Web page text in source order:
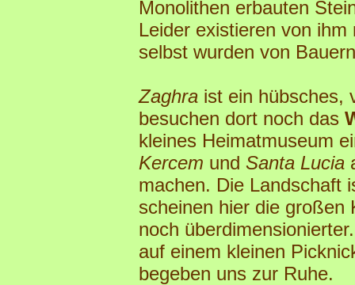
Monolithen erbauten
Leider existieren von
selbst wurden von
Zaghra ist ein hübsches,
besuchen dort noch das
kleines Heimatmuseum
Kercem und Santa Lucia
machen. Die Landschaft
scheinen hier die großen
noch
auf einem kleinen
begeben uns zur Ruhe.